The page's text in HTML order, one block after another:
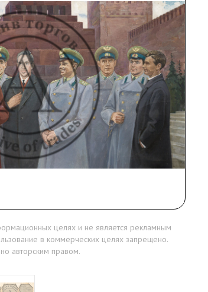
целях и не является рекламным
в коммерческих целях запрещено.
авторским правом.